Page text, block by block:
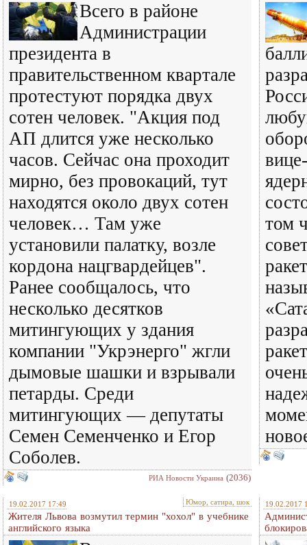
Всего в районе
Администрации
президента в
правительственном квартале
протестуют порядка двух
сотен человек. "Акция под
АП длится уже несколько
часов. Сейчас она проходит
мирно, без провокаций, тут
находятся около двух сотен
человек… Там уже
установили палатку, возле
кордона нацгвардейцев".
Ранее сообщалось, что
несколько десятков
митингующих у здания
компании "Укрэнерго" жгли
дымовые шашки и взрывали
петарды. Среди
митингующих — депутаты
Семен Семенченко и Егор
Соболев.
РИА Новости Украина (2036)
том
19.02.2017 17:49 Юмор, сатира, шок
Жителя Львова возмутил термин "хохол" в учебнике
английского языка
19.02.2017